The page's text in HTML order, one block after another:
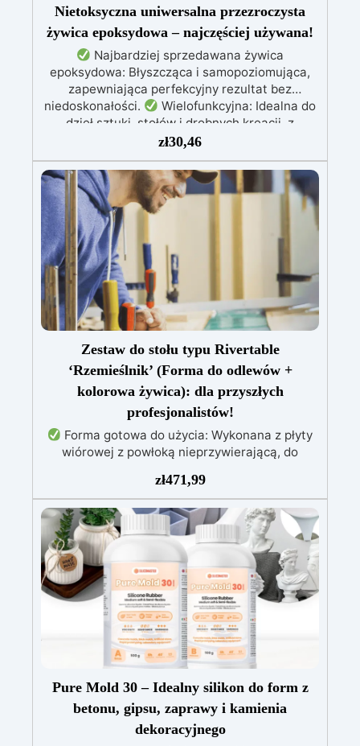
Nietoksyczna uniwersalna przezroczysta
żywica epoksydowa – najczęściej używana!
Najbardziej sprzedawana żywica
epoksydowa: Błyszcząca i samopoziomująca,
zapewniająca perfekcyjny rezultat bez
niedoskonałości.
Wielofunkcyjna: Idealna do
dzieł sztuki, stołów i drobnych kreacji, z
możliwością wylewania od 1 mm do 2 cm.
Odporna na zarysowania i promieniowanie UV:
Gwarantuje trwałe, intensywne i nienaruszone
prace, które nie żółkną z biegiem czasu.
Niska lepkość i formuła przeciwbąbelkowa: Dla
perfekcyjnych rezultatów, idealna do wlewania
do form i zatapiania.
Certyfikowana jako
bezpieczna po utwardzeniu: Bezpieczna w
kontakcie ze skórą, wolna od BPA i VoC,
zapewniając bezpieczeństwo i wysoką jakość.
zł30,46
Zestaw do stołu typu Rivertable
‘Rzemieślnik’ (Forma do odlewów +
kolorowa żywica): dla przyszłych
profesjonalistów!
Forma gotowa do użycia: Wykonana z płyty
wiórowej z powłoką nieprzywierającą, do
epoksydowa wysokiej jakości: 1,6 kg
przezroczystej, samopoziomującej żywicy
odpornej na promieniowanie UV, łatwej do
wylania.
Pełny zestaw: Zawiera drewno
świerkowe impregnowane, barwniki (biały,
czarny, czerwony, niebieski, żółty), wagę i
narzędzia do mieszania.
Łatwy montaż:
Forma już zmontowana, gotowa do użycia,
oszczędzając czas i zapewniając precyzję.
zł471,99
Pure Mold 30 – Idealny silikon do form z
betonu, gipsu, zaprawy i kamienia
dekoracyjnego